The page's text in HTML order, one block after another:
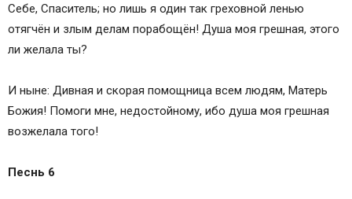
Себе, Спаситель; но лишь я один так греховной ленью
отягчён и злым делам порабощён! Душа моя грешная, этого
ли желала ты?
И ныне: Дивная и скорая помощница всем людям, Матерь
Божия! Помоги мне, недостойному, ибо душа моя грешная
возжелала того!
Песнь 6